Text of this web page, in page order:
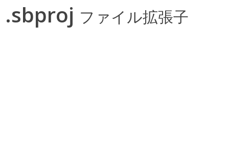
.sbproj ファイル拡張子